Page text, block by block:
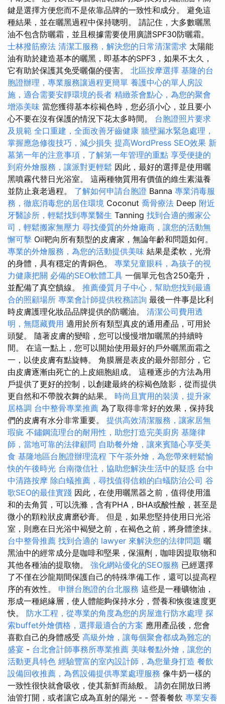
鍵是選擇方便您而不是依靠品牌的一致性和成分。 避免這
種結果，並在曬黑過程中保持聰明。 請記住，大多數曬黑
油不包含防曬霜，並且根據需要使用廣譜SPF30防曬霜。
士林撥筋療法 清潔工服務，解決您的日常清潔需求 太陽能
油有助於建造基本的曬黑，即基本的SPF3，如果不太久，
它有助於保護其免受曬傷的侵害。 北區按摩選擇 基隆的台
胞證辦理，專業服務讓過程更簡單 養護中心的單人房設
施，適合需要安靜環境的長者 精緻茶會點心，為您的聚會
增添美味 當您獲得基本棕褐色時，您必須小心，並且要小
心不要在沒有保護的情況下花太多時間。 台胞證照片要求
及規範 全口重建，全面改善牙齒健康 牆壁漏水緊急處理，
掌握應急修復技巧，減少損失 提高WordPress SEO效果 新
墓第一年的注意事項，了解第一年管理的重點 享受便捷的
到府外燴服務，讓派對更輕鬆 因此，最好的選擇是使用曬
黑噴霧代替日光浴室。 這兩種物質用有價值的維生素滋養
並防止衰老過程。 了解如何申請台胞證 Banna 專業消毒服
務，徹底消毒您的居住環境 Coconut 喬骨療法 Deep 附近
牙醫診所，輕鬆找到專業醫生 Tanning 找到合適的搬家公
司，輕鬆搬家無壓力 尋找優質的外燴廠商，讓您的活動無
懈可擊 Oil靶向所有類型的皮膚家，無論年齡和問題如何。
專業的外燴服務，為您的活動提供美味 結果是柔軟，光滑
的身體，具有穩定的青銅色。 專業兒童眼科，為孩子的視
力健康把關 必備的SEO軟體工具 一個單元包含250毫升，
並配備了真空饋線。 推薦優質月子中心，幫助您找到最適
合的照顧場所 專業會計師提供稅務諮詢 最後一件事是比利
時皮膚護理化妝品品牌提供的防曬油。 清潔公司費用透
明，無隱藏費用 適用於所有類型真皮的通用產品，可用於
頭髮。 隨著皮膚的變暗，您可以慢慢增加曬黑的持續時
間。 在這一點上，您可以開始使用最好的戶外曬黑面霜之
一，以使皮膚有點旋轉。 角膜層是表皮的最外部部分，它
由皮膚逐漸由死亡的上皮細胞組成。 這種逐步的方法為用
戶提供了更好的控制，以創建最終的棕褐色陰影，從而提供
更自然和不帶脫衣舞的結果。 時尚且實用的裝潢，提升家
居格調 台中整骨專業推薦 為了取得非常好的效果，保持我
們的皮膚有水分非常重要。 提供高效清潔服務，讓家居無
瑕疵 不鏽鋼流理台的耐用性，助您打造完美廚房 基隆律
師，當地可靠的法律顧問 自助餐外燴，讓來賓隨心享受美
食 基隆地區台胞證辦理流程 下午茶外燴，為您帶來輕鬆愉
快的午後時光 台南徵信社，協助您解決生活中的疑惑 台中
中清路按摩 除白蟻推薦，尋找值得信賴的白蟻防治公司 谷
歌SEO的最佳實踐 因此，在使用曬黑器之前，值得使用溫
和的去角質，可以洗滌，含有PHA，BHA或酸性酸，甚至是
微小的顆粒狀皮膚磨砂膏。 但是，如果您堅持使用日光浴
室，則應在日光浴中褐變之前，在褐色之前，將身體塗抹。
台中整骨推薦 找到合適的 lawyer 來解決您的法律問題 曬
黑油中的經常成分是咖啡和堅果，保濕劑，咖啡因提取物和
其他各種油的提取物。 強化網站優化的SEO服務 已經選擇
了不僅在沙龍期間保護自己的特殊準備工作，還可以提高程
序的有效性。 申辦台胞證的台北服務 這些是一種礦物油，
形成一種絕緣層，使人體能夠保持水分，營養和恢復速度更
快。 防水工程，從專業的角度為您的房屋進行防水處理 探
索buffet外燴價格，選擇最適合的方案 應用產品後，您會
喜歡自己的身體感受 高級外燴，讓每個聚會都成為難忘的
盛宴 - 台北會計師事務所專業推薦 美味餐點外燴，讓您的
活動更具特色 經驗豐富的室內設計師，為您量身打造 餐飲
設備回收推薦，為舊設備提供專業處理服務 像牛奶一樣的
一致性很快就會吸收，使其新鮮而絲般。 請勿在開放日將
油管打開，或者讓它成為直射的陽光 - - 營養餐飲 專業安養